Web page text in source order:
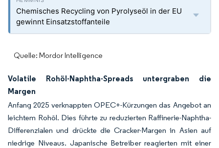
Chemisches Recycling von Pyrolyseöl in der EU
gewinnt Einsatzstoffanteile
Quelle: Mordor Intelligence
Volatile Rohöl-Naphtha-Spreads untergraben die
Margen
Anfang 2025 verknappten OPEC+-Kürzungen das Angebot an
leichtem Rohöl. Dies führte zu reduzierten Raffinerie-Naphtha-
Differenzialen und drückte die Cracker-Margen in Asien auf
niedrige Niveaus. Japanische Betreiber reagierten mit einer